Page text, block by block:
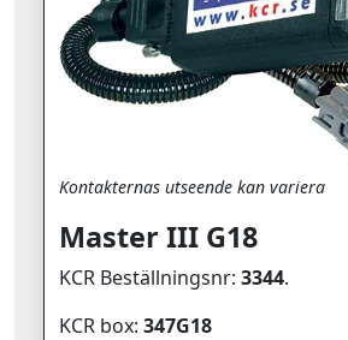
Kontakternas utseende kan variera
Master III G18
KCR Beställningsnr: 3344.
KCR box: 347G18